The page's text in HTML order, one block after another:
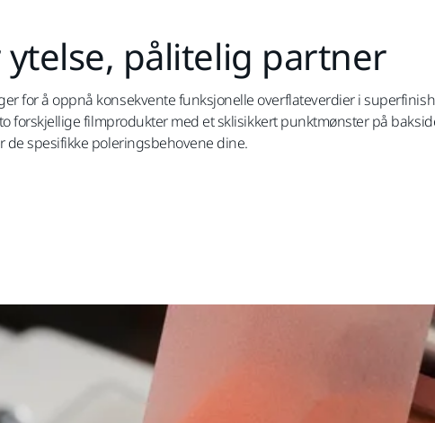
pålitelig partner
for å oppnå konsekvente funksjonelle overflateverdier i
forskjellige filmprodukter med et sklisikkert punktmønster på
de spesifikke poleringsbehovene dine.